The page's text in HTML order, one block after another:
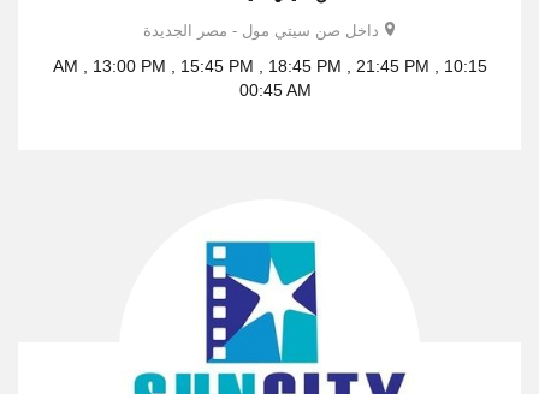
داخل صن سيتي مول - مصر الجديدة
10:15 AM , 13:00 PM , 15:45 PM , 18:45 PM , 21:45 PM ,
00:45 AM